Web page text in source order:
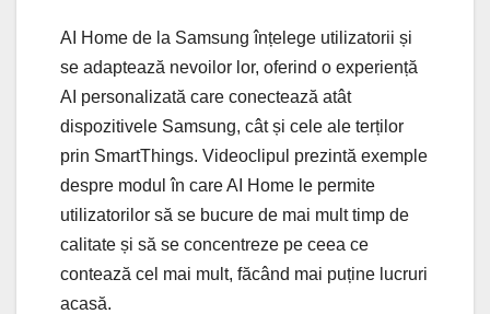
AI Home de la Samsung înțelege utilizatorii și
se adaptează nevoilor lor, oferind o experiență
AI personalizată care conectează atât
dispozitivele Samsung, cât și cele ale terților
prin SmartThings. Videoclipul prezintă exemple
despre modul în care AI Home le permite
utilizatorilor să se bucure de mai mult timp de
calitate și să se concentreze pe ceea ce
contează cel mai mult, făcând mai puține lucruri
acasă.